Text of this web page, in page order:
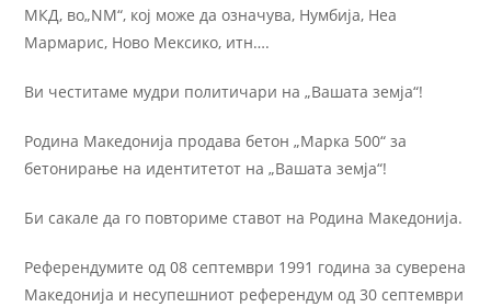
МКД, во„NM“, кој може да означува, Нумбија, Неа
Мармарис, Ново Мексико, итн….
Ви честитаме мудри политичари на „Вашата земја“!
Родина Македонија продава бетон „Марка 500“ за
бетонирање на идентитетот на „Вашата земја“!
Би сакале да го повториме ставот на Родина Македонија.
Референдумите од 08 септември 1991 година за суверена
Македонија и несупешниот референдум од 30 септември